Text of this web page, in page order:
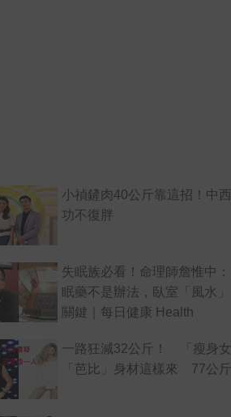
小禎鏟肉40公斤靠這招！中
功不復胖
失眠族必看！命理師詹惟中
眠藥不是辦法，臥室「風水
關鍵｜每日健康 Health
一路狂減32公斤！ 「瘦身
「芭比」身材這樣來 77公